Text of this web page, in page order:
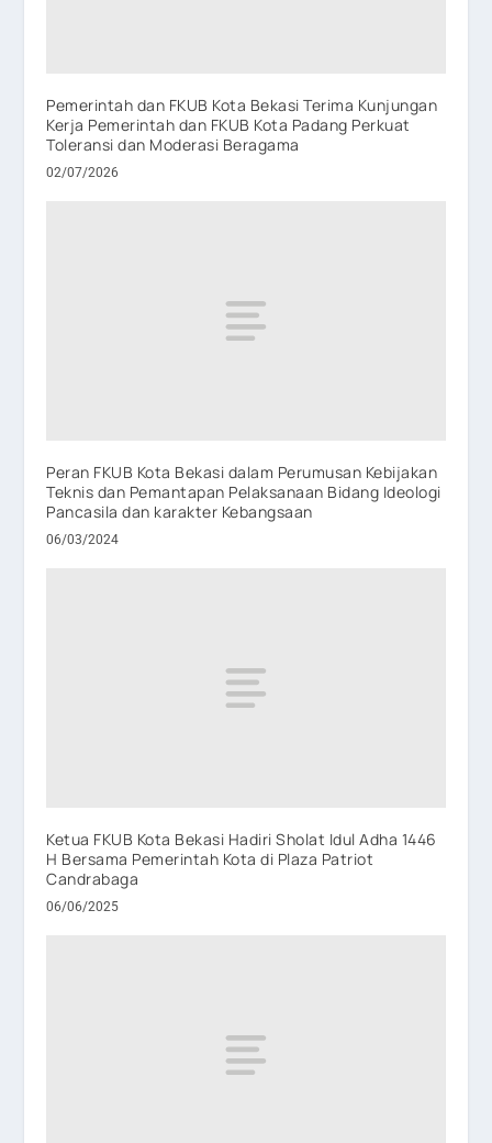
Pemerintah dan FKUB Kota Bekasi Terima Kunjungan
Kerja Pemerintah dan FKUB Kota Padang Perkuat
Toleransi dan Moderasi Beragama
02/07/2026
Peran FKUB Kota Bekasi dalam Perumusan Kebijakan
Teknis dan Pemantapan Pelaksanaan Bidang Ideologi
Pancasila dan karakter Kebangsaan
06/03/2024
Ketua FKUB Kota Bekasi Hadiri Sholat Idul Adha 1446
H Bersama Pemerintah Kota di Plaza Patriot
Candrabaga
06/06/2025